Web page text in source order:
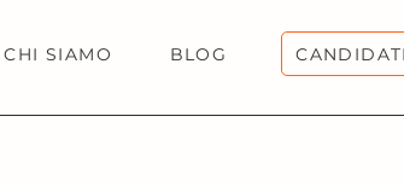
CHI SIAMO BLOG CANDIDATI